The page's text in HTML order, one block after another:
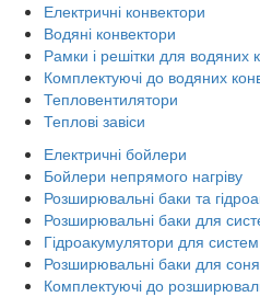
Електричні конвектори
Водяні конвектори
Рамки і решітки для водяних
Комплектуючі до водяних
Тепловентилятори
Теплові завіси
Електричні бойлери
Бойлери непрямого нагріву
Розширювальні баки та
Розширювальні баки для
Гідроакумулятори для
Розширювальні баки для
Комплектуючі до